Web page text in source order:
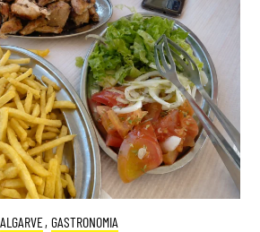
ALGARVE, GASTRONOMIA